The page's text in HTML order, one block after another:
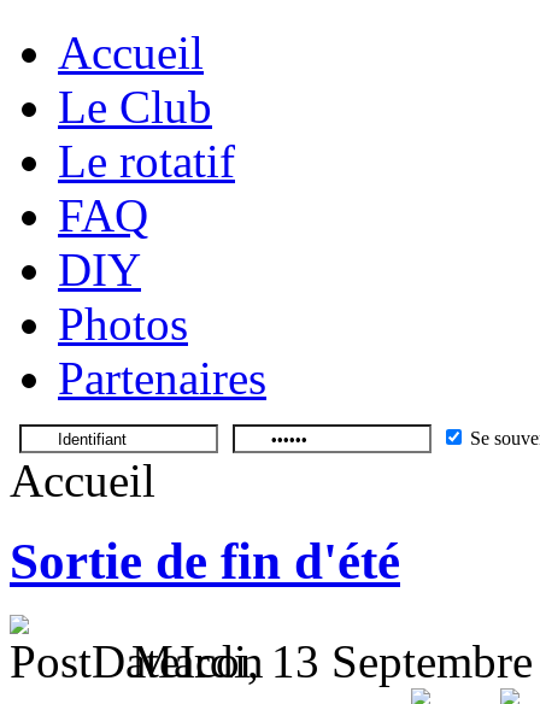
Accueil
Le Club
Le rotatif
FAQ
DIY
Photos
Partenaires
Se
Accueil
Sortie de fin d'été
Mardi, 13